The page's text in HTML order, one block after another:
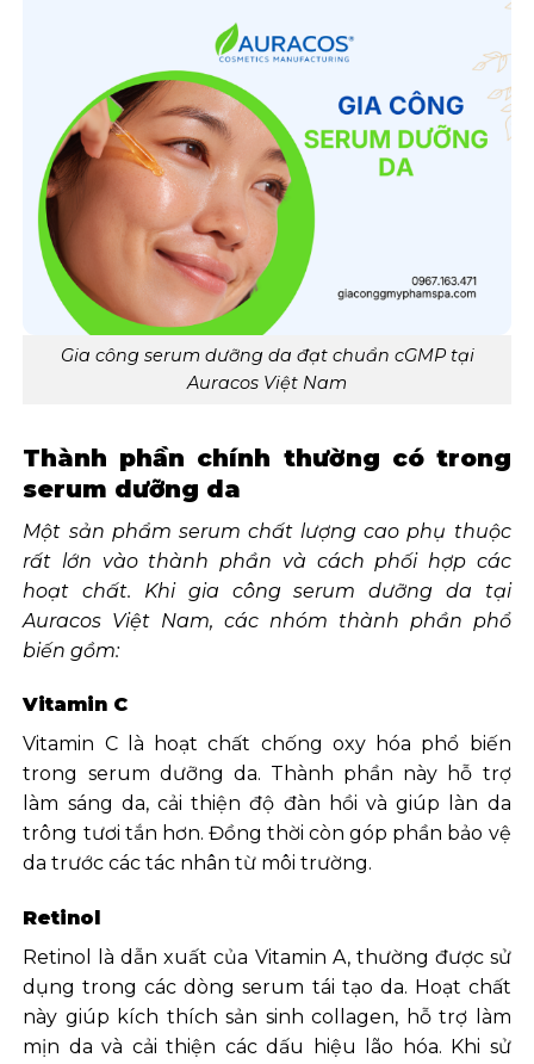
Gia công serum dưỡng da đạt chuẩn cGMP tại
Auracos Việt Nam
Thành phần chính thường có trong
serum dưỡng da
Một sản phẩm serum chất lượng cao phụ thuộc
rất lớn vào thành phần và cách phối hợp các
hoạt chất. Khi gia công serum dưỡng da tại
Auracos Việt Nam, các nhóm thành phần phổ
biến gồm:
Vitamin C
Vitamin C là hoạt chất chống oxy hóa phổ biến
trong serum dưỡng da. Thành phần này hỗ trợ
làm sáng da, cải thiện độ đàn hồi và giúp làn da
trông tươi tắn hơn. Đồng thời còn góp phần bảo vệ
da trước các tác nhân từ môi trường.
Retinol
Retinol là dẫn xuất của Vitamin A, thường được sử
dụng trong các dòng serum tái tạo da. Hoạt chất
này giúp kích thích sản sinh collagen, hỗ trợ làm
mịn da và cải thiện các dấu hiệu lão hóa. Khi sử